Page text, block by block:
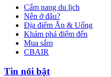
Cẩm nang du lịch
Nên ở đâu?
Địa điểm Ăn & Uống
Khám phá điểm đến
Mua sắm
CBAIR
Tin nổi bật